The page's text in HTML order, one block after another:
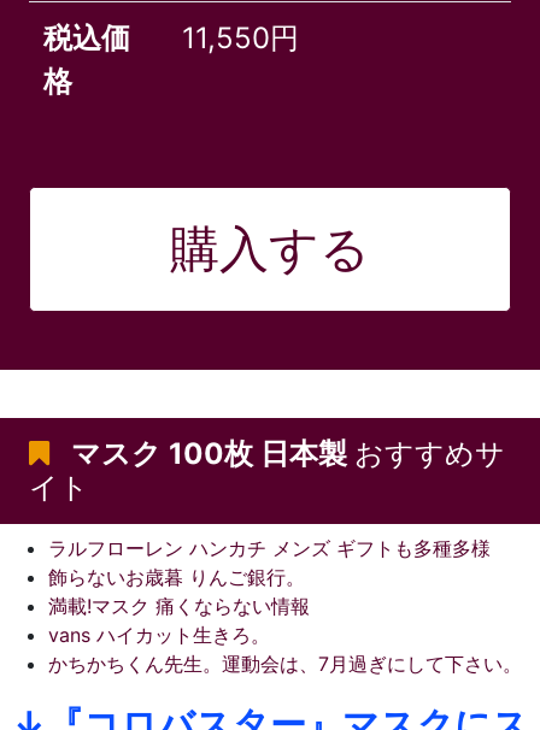
税込価
格
11,550円
購入する
マスク 100枚 日本製 おすすめサ
イト
ラルフローレン ハンカチ メンズ ギフトも多種多様
飾らないお歳暮 りんご銀行。
満載!マスク 痛くならない情報
vans ハイカット生きろ。
かちかちくん先生。運動会は、7月過ぎにして下さい。